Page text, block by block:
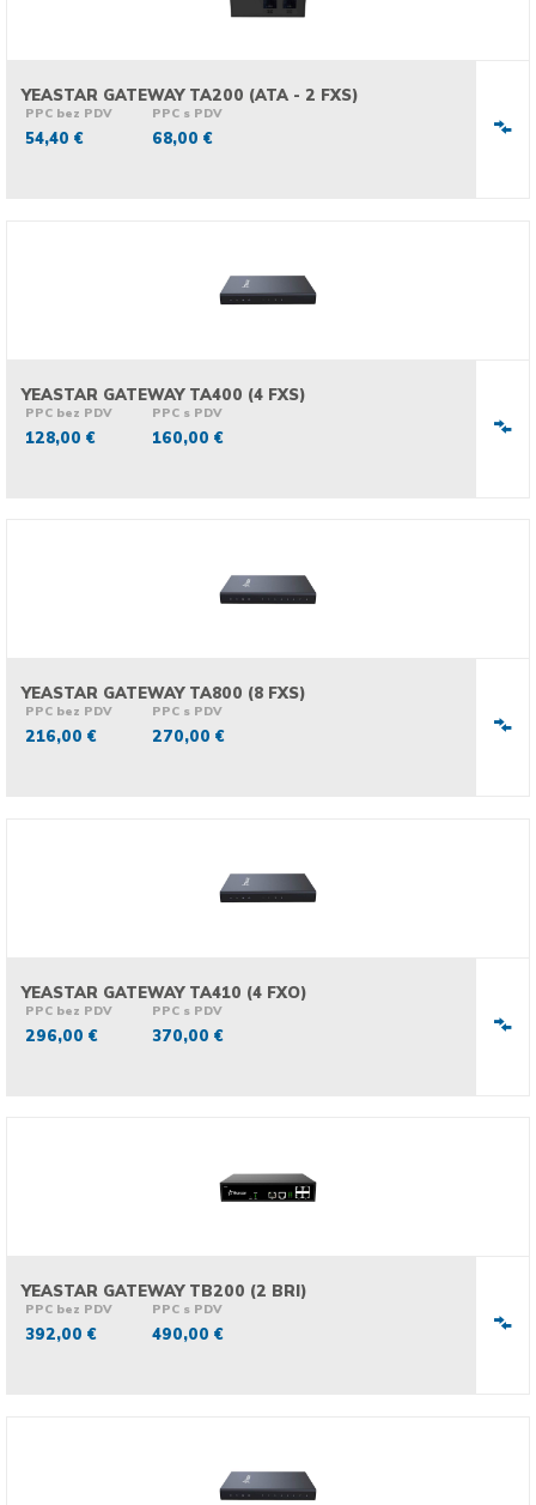
YEASTAR GATEWAY TA200 (ATA - 2 FXS)
PPC bez PDV
54,40 €
PPC s PDV
68,00 €
YEASTAR GATEWAY TA400 (4 FXS)
PPC bez PDV
128,00 €
PPC s PDV
160,00 €
YEASTAR GATEWAY TA800 (8 FXS)
PPC bez PDV
216,00 €
PPC s PDV
270,00 €
YEASTAR GATEWAY TA410 (4 FXO)
PPC bez PDV
296,00 €
PPC s PDV
370,00 €
YEASTAR GATEWAY TB200 (2 BRI)
PPC bez PDV
392,00 €
PPC s PDV
490,00 €